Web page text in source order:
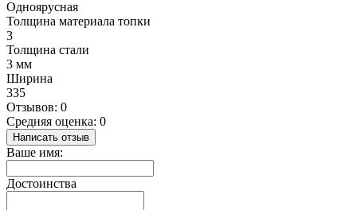
Одноярусная
Толщина материала топки
3
Толщина стали
3 мм
Ширина
335
Отзывов: 0
Средняя оценка: 0
Написать отзыв
Ваше имя:
Достоинства